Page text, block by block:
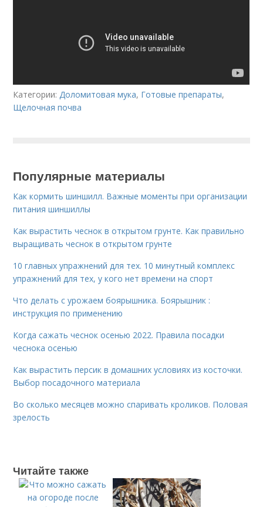
Категории:Доломитовая мука, Готовые препараты,
Щелочная почва
Популярные материалы
Как кормить шиншилл. Важные моменты при организации
питания шиншиллы
Как вырастить чеснок в открытом грунте. Как правильно
выращивать чеснок в открытом грунте
10 главных упражнений для тех. 10 минутный комплекс
упражнений для тех, у кого нет времени на спорт
Что делать с урожаем боярышника. Боярышник :
инструкция по применению
Когда сажать чеснок осенью 2022. Правила посадки
чеснока осенью
Как вырастить персик в домашних условиях из косточки.
Выбор посадочного материала
Во сколько месяцев можно спаривать кроликов. Половая
зрелость
Читайте также